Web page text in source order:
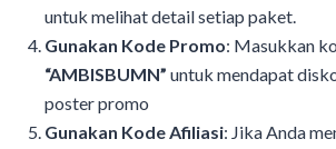
untuk melihat detail setiap paket.
Gunakan Kode Promo: Masukkan
“AMBISBUMN” untuk mendapat
poster promo
Gunakan Kode Afiliasi: Jika Anda